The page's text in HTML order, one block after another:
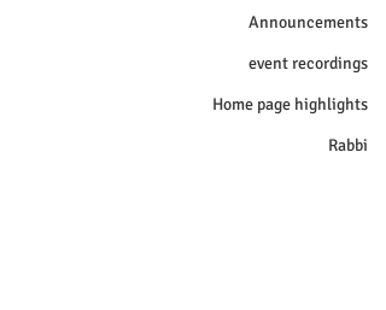
Announcements
event recordings
Home page highlights
Rabbi